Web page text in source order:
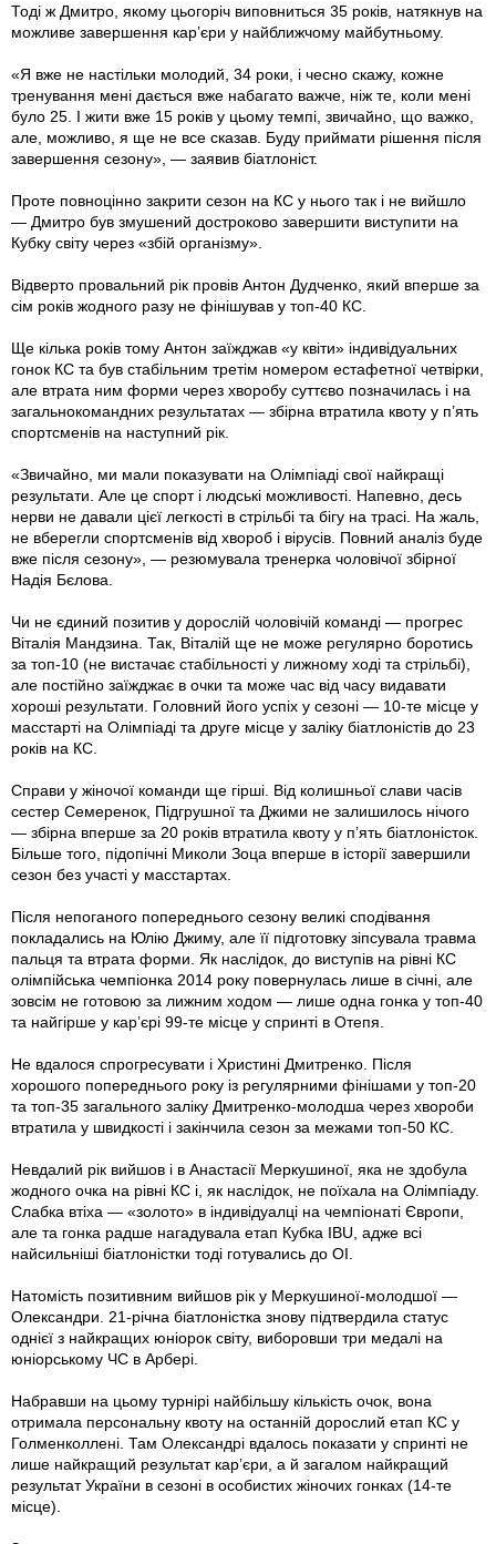
Тоді ж Дмитро, якому цьогоріч виповниться 35 років, натякнув на
можливе завершення кар’єри у найближчому майбутньому.
«Я вже не настільки молодий, 34 роки, і чесно скажу, кожне
тренування мені дається вже набагато важче, ніж те, коли мені
було 25. І жити вже 15 років у цьому темпі, звичайно, що важко,
але, можливо, я ще не все сказав. Буду приймати рішення після
завершення сезону», — заявив біатлоніст.
Проте повноцінно закрити сезон на КС у нього так і не вийшло
— Дмитро був змушений достроково завершити виступити на
Кубку світу через «збій організму».
Відверто провальний рік провів Антон Дудченко, який вперше за
сім років жодного разу не фінішував у топ-40 КС.
Ще кілька років тому Антон заїжджав «у квіти» індивідуальних
гонок КС та був стабільним третім номером естафетної четвірки,
але втрата ним форми через хворобу суттєво позначилась і на
загальнокомандних результатах — збірна втратила квоту у п’ять
спортсменів на наступний рік.
«Звичайно, ми мали показувати на Олімпіаді свої найкращі
результати. Але це спорт і людські можливості. Напевно, десь
нерви не давали цієї легкості в стрільбі та бігу на трасі. На жаль,
не вберегли спортсменів від хвороб і вірусів. Повний аналіз буде
вже після сезону», — резюмувала тренерка чоловічої збірної
Надія Бєлова.
Чи не єдиний позитив у дорослій чоловічій команді — прогрес
Віталія Мандзина. Так, Віталій ще не може регулярно боротись
за топ-10 (не вистачає стабільності у лижному ході та стрільбі),
але постійно заїжджає в очки та може час від часу видавати
хороші результати. Головний його успіх у сезоні — 10-те місце у
масстарті на Олімпіаді та друге місце у заліку біатлоністів до 23
років на КС.
Справи у жіночої команди ще гірші. Від колишньої слави часів
сестер Семеренок, Підгрушної та Джими не залишилось нічого
— збірна вперше за 20 років втратила квоту у п’ять біатлоністок.
Більше того, підопічні Миколи Зоца вперше в історії завершили
сезон без участі у масстартах.
Після непоганого попереднього сезону великі сподівання
покладались на Юлію Джиму, але її підготовку зіпсувала травма
пальця та втрата форми. Як наслідок, до виступів на рівні КС
олімпійська чемпіонка 2014 року повернулась лише в січні, але
зовсім не готовою за лижним ходом — лише одна гонка у топ-40
та найгірше у кар’єрі 99-те місце у спринті в Отепя.
Не вдалося спрогресувати і Христині Дмитренко. Після
хорошого попереднього року із регулярними фінішами у топ-20
та топ-35 загального заліку Дмитренко-молодша через хвороби
втратила у швидкості і закінчила сезон за межами топ-50 КС.
Невдалий рік вийшов і в Анастасії Меркушиної, яка не здобула
жодного очка на рівні КС і, як наслідок, не поїхала на Олімпіаду.
Слабка втіха — «золото» в індивідуалці на чемпіонаті Європи,
але та гонка радше нагадувала етап Кубка IBU, адже всі
найсильніші біатлоністки тоді готувались до ОІ.
Натомість позитивним вийшов рік у Меркушиної-молодшої —
Олександри. 21-річна біатлоністка знову підтвердила статус
однієї з найкращих юніорок світу, виборовши три медалі на
юніорському ЧС в Арбері.
Набравши на цьому турнірі найбільшу кількість очок, вона
отримала персональну квоту на останній дорослий етап КС у
Голменколлені. Там Олександрі вдалось показати у спринті не
лише найкращий результат кар’єри, а й загалом найкращий
результат України в сезоні в особистих жіночих гонках (14-те
місце).